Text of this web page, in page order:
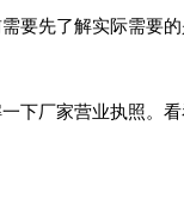
先了解实际需要的
厂家营业执照。看